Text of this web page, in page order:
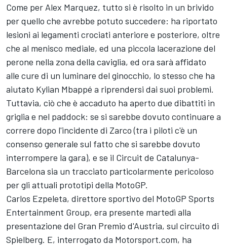
Come per Alex Marquez, tutto si è risolto in un brivido
per quello che avrebbe potuto succedere: ha riportato
lesioni ai legamenti crociati anteriore e posteriore, oltre
che al menisco mediale, ed una piccola lacerazione del
perone nella zona della caviglia, ed ora sarà affidato
alle cure di un luminare del ginocchio, lo stesso che ha
aiutato Kylian Mbappé a riprendersi dai suoi problemi.
Tuttavia, ciò che è accaduto ha aperto due dibattiti in
griglia e nel paddock: se si sarebbe dovuto continuare a
correre dopo l'incidente di Zarco (tra i piloti c'è un
consenso generale sul fatto che si sarebbe dovuto
interrompere la gara), e se il Circuit de Catalunya-
Barcelona sia un tracciato particolarmente pericoloso
per gli attuali prototipi della MotoGP.
Carlos Ezpeleta, direttore sportivo del MotoGP Sports
Entertainment Group, era presente martedì alla
presentazione del Gran Premio d'Austria, sul circuito di
Spielberg. E, interrogato da Motorsport.com, ha